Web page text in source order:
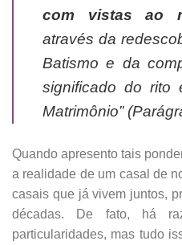
com vistas ao
através da
Batismo e da
significado do rito
Matrimônio”
Quando apresento tais
a realidade de um casal de
casais que já vivem juntos,
décadas. De fato, há
particularidades, mas tudo